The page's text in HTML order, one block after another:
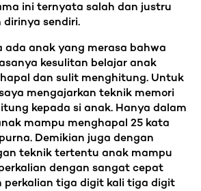
ini ternyata salah dan justru
sendiri.
ada anak yang merasa bahwa
kesulitan belajar anak
dan sulit menghitung. Untuk
mengajarkan teknik memori
kepada si anak. Hanya dalam
mampu menghapal 25 kata
Demikian juga dengan
teknik tertentu anak mampu
dengan sangat cepat
perkalian tiga digit kali tiga digit